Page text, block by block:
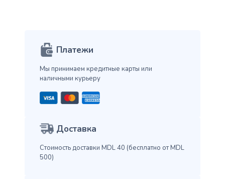
Платежи
Мы принимаем кредитные карты или
наличными курьеру
Доставка
Стоимость доставки MDL 40 (бесплатно от MDL
500)